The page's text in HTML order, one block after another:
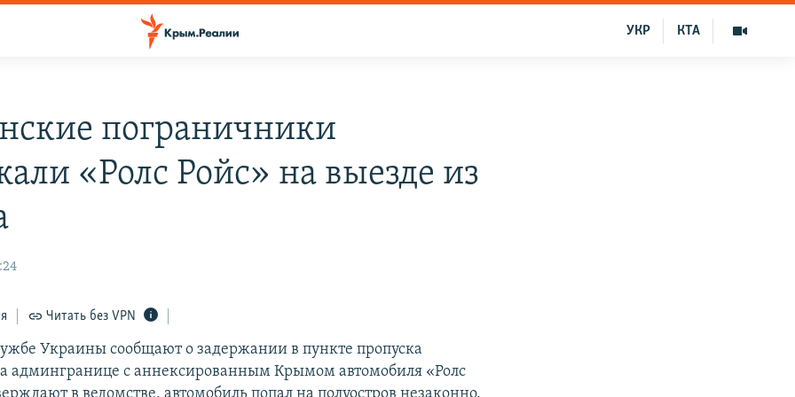
КТА
УКР
пограничники
«Ролс Ройс» на выезде из
Читать без VPN
Украины сообщают о задержании в пункте пропуска
админгранице с аннексированным Крымом автомобиля «Ролс